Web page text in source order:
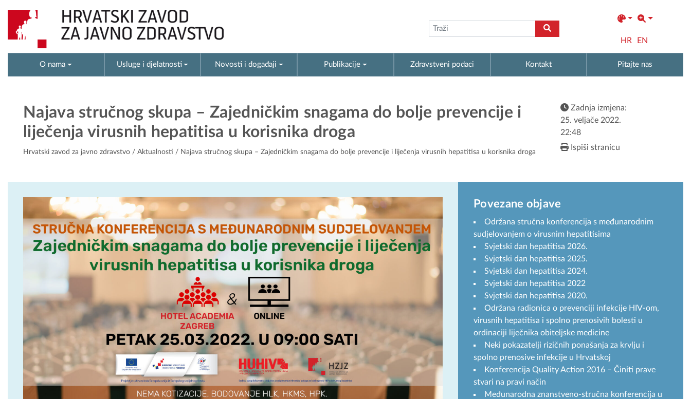
HR EN
O nama Usluge i djelatnosti Novosti i događaji Publikacije Zdravstveni podaci Kontakt Pitajte nas
Najava stručnog skupa – Zajedničkim snagama do bolje prevencije i
liječenja virusnih hepatitisa u korisnika droga
Hrvatski zavod za javno zdravstvo / Aktualnosti / Najava stručnog skupa – Zajedničkim snagama do bolje prevencije i liječenja virusnih hepatitisa u korisnika droga
Zadnja izmjena:
25. veljače 2022.
22:48
Ispiši stranicu
Povezane objave
Održana stručna konferencija s međunarodnim
sudjelovanjem o virusnim hepatitisima
Svjetski dan hepatitisa 2026.
Svjetski dan hepatitisa 2025.
Svjetski dan hepatitisa 2024.
Svjetski dan hepatitisa 2022
Svjetski dan hepatitisa 2020.
Održana radionica o prevenciji infekcije HIV-om,
virusnih hepatitisa i spolno prenosivih bolesti u
ordinaciji liječnika obiteljske medicine
Neki pokazatelji rizičnih ponašanja za krvlju i
spolno prenosive infekcije u Hrvatskoj
Konferencija Quality Action 2016 – Činiti prave
stvari na pravi način
Međunarodna znanstveno-stručna konferencija u